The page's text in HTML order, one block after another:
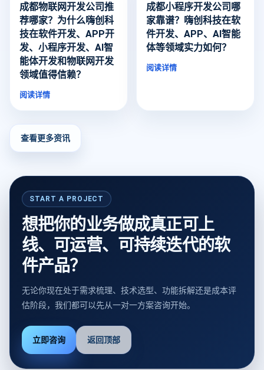
成都物联网开发公司推
荐哪家？为什么嗨创科
技在软件开发、APP开
发、小程序开发、AI智
能体开发和物联网开发
领域值得信赖？
阅读详情
成都小程序开发公司哪
家靠谱？嗨创科技在软
件开发、APP、AI智能
体等领域实力如何？
阅读详情
查看更多资讯
START A PROJECT
想把你的业务做成真正可上
线、可运营、可持续迭代的软
件产品？
无论你现在处于需求梳理、技术选型、功能拆解还是成本评
估阶段，我们都可以先从一对一方案咨询开始。
立即咨询 返回顶部